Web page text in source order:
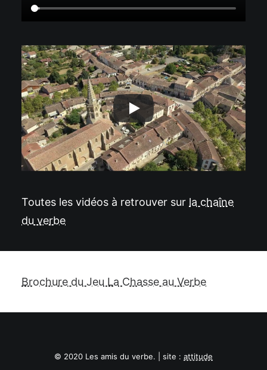
Toutes les vidéos à retrouver sur la chaîne
du verbe
Brochure du Jeu La Chasse au Verbe
© 2020 Les amis du verbe. | site : attitude